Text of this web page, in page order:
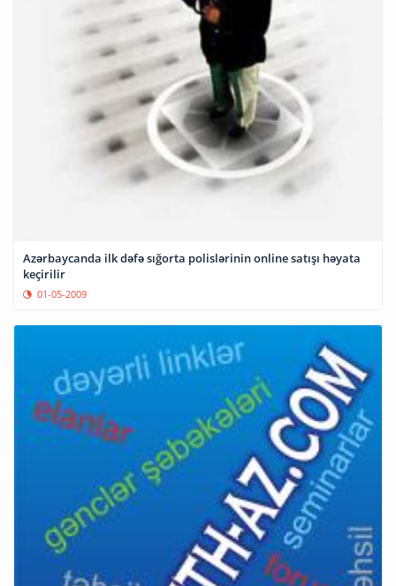
Azərbaycanda ilk dəfə sığorta polislərinin online satışı həyata
keçirilir
01-05-2009